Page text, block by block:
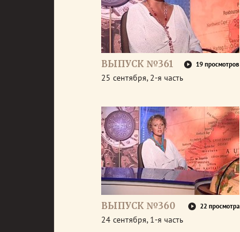
ВЫПУСК №361 19 просмотров
25 сентября, 2-я часть
ВЫПУСК №360 22 просмотра
24 сентября, 1-я часть